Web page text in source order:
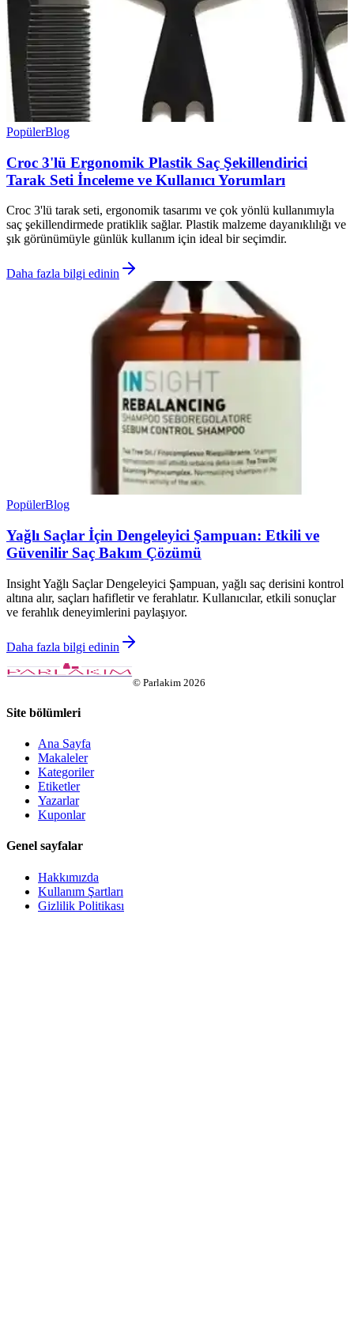
PopülerBlog
Croc 3'lü Ergonomik Plastik Saç Şekillendirici
Tarak Seti İnceleme ve Kullanıcı Yorumları
Croc 3'lü tarak seti, ergonomik tasarımı ve çok yönlü kullanımıyla
saç şekillendirmede pratiklik sağlar. Plastik malzeme dayanıklılığı ve
şık görünümüyle günlük kullanım için ideal bir seçimdir.
Daha fazla bilgi edinin
PopülerBlog
Yağlı Saçlar İçin Dengeleyici Şampuan: Etkili ve
Güvenilir Saç Bakım Çözümü
Insight Yağlı Saçlar Dengeleyici Şampuan, yağlı saç derisini kontrol
altına alır, saçları hafifletir ve ferahlatır. Kullanıcılar, etkili sonuçlar
ve ferahlık deneyimlerini paylaşıyor.
Daha fazla bilgi edinin
© Parlakim 2026
Site bölümleri
Ana Sayfa
Makaleler
Kategoriler
Etiketler
Yazarlar
Kuponlar
Genel sayfalar
Hakkımızda
Kullanım Şartları
Gizlilik Politikası